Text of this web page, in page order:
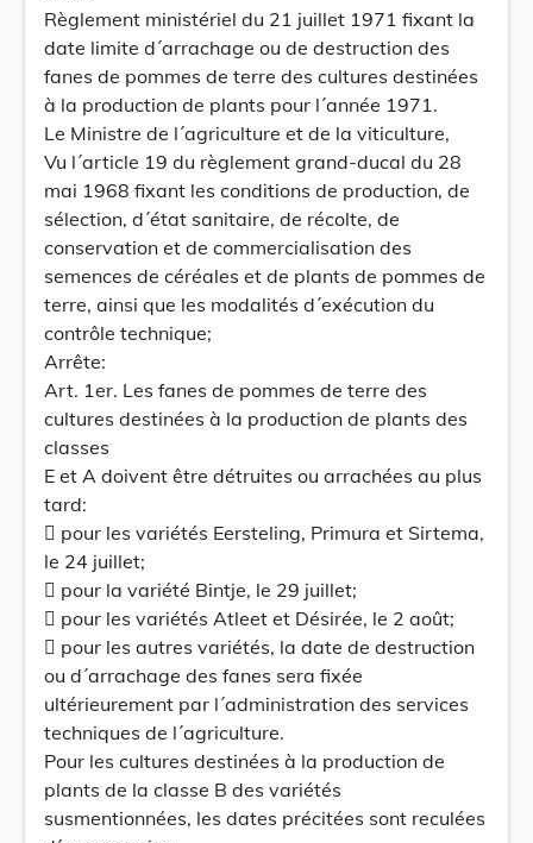
Règlement ministériel du 21 juillet 1971 fixant la
date limite d´arrachage ou de destruction des
fanes de pommes de terre des cultures destinées
à la production de plants pour l´année 1971.
Le Ministre de l´agriculture et de la viticulture,
Vu l´article 19 du règlement grand-ducal du 28
mai 1968 fixant les conditions de production, de
sélection, d´état sanitaire, de récolte, de
conservation et de commercialisation des
semences de céréales et de plants de pommes de
terre, ainsi que les modalités d´exécution du
contrôle technique;
Arrête:
Art. 1er. Les fanes de pommes de terre des
cultures destinées à la production de plants des
classes
E et A doivent être détruites ou arrachées au plus
tard:
 pour les variétés Eersteling, Primura et Sirtema,
le 24 juillet;
 pour la variété Bintje, le 29 juillet;
 pour les variétés Atleet et Désirée, le 2 août;
 pour les autres variétés, la date de destruction
ou d´arrachage des fanes sera fixée
ultérieurement par l´administration des services
techniques de l´agriculture.
Pour les cultures destinées à la production de
plants de la classe B des variétés
susmentionnées, les dates précitées sont reculées